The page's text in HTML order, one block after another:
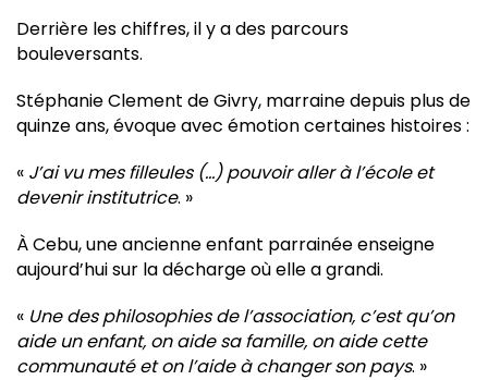
Derrière les chiffres, il y a des parcours
bouleversants.
Stéphanie Clement de Givry, marraine depuis plus de
quinze ans, évoque avec émotion certaines histoires :
« J’ai vu mes filleules (…) pouvoir aller à l’école et
devenir institutrice. »
À Cebu, une ancienne enfant parrainée enseigne
aujourd’hui sur la décharge où elle a grandi.
« Une des philosophies de l’association, c’est qu’on
aide un enfant, on aide sa famille, on aide cette
communauté et on l’aide à changer son pays. »